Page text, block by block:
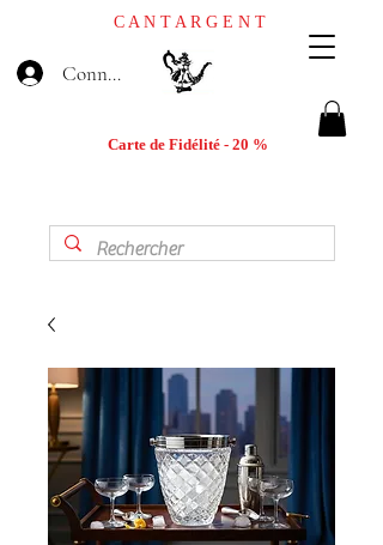
C A N T A R G E N T
Connexion
Carte de Fidélité - 20 %